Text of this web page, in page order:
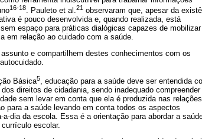
16-18. Pauleto et al.21 observaram que, apesar da
é pouco desenvolvida e, quando realizada, está
espaço para práticas dialógicas capazes de mobilizar
em relação ao cuidado com a saúde.
e compartilhem destes conhecimentos com os
Básica5
, educação para a saúde deve ser entendida
direitos de cidadania, sendo inadequado compreender
sem levar em conta que ela é produzida nas relações
para a saúde levando em conta todos os aspectos
dia da escola. Essa é a orientação para abordar a
escolar.